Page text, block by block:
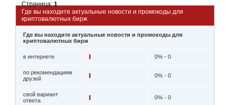
Где вы находите актуальные новости и промокоды для
криптовалютных бирж
Страница:1
Где вы находите актуальные новости и промокоды для
криптовалютных бирж
в интернете 0% - 0
по рекомендациям
друзей
0% - 0
свой вариант
ответа
0% - 0